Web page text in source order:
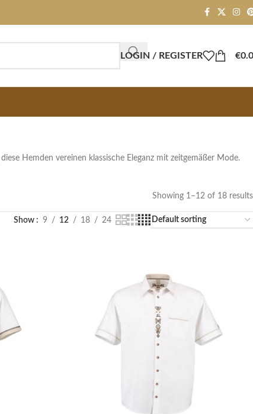
LOGIN / REGISTER €
Hemden vereinen klassische Eleganz mit zeitgemäßer Mode.
Showing 1–12 of 18 results
Show 9 12 18 24